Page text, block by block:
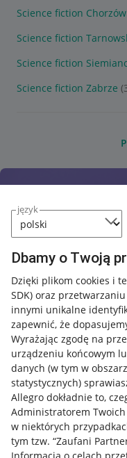
język
Dbamy o Twoją
Dzięki plikom cookies i
SDK) oraz
innymi unikalne
zapewnić, że
Wyrażając zgodę na
urządzeniu końcowym
danych (w tym w
statystycznych)
Allegro dokładnie to,
Administratorem
w niektórych
tym tzw. “Zaufani
Science fiction Chorzów
Science fiction
Science fiction
Science fiction Zabrze